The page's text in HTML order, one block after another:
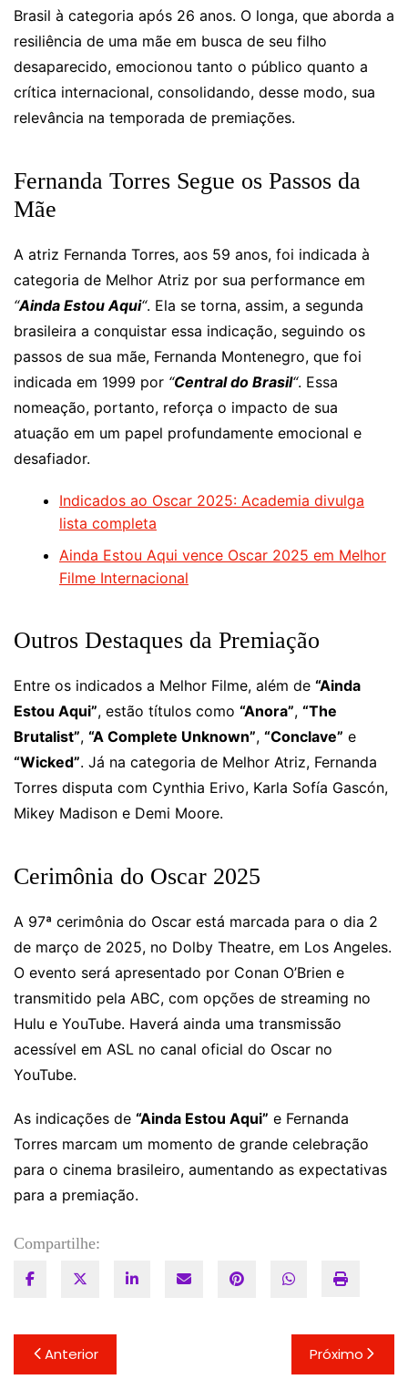
Brasil à categoria após 26 anos. O longa, que aborda a
resiliência de uma mãe em busca de seu filho
desaparecido, emocionou tanto o público quanto a
crítica internacional, consolidando, desse modo, sua
relevância na temporada de premiações.
Fernanda Torres Segue os Passos da
Mãe
A atriz Fernanda Torres, aos 59 anos, foi indicada à
categoria de Melhor Atriz por sua performance em
“Ainda Estou Aqui“. Ela se torna, assim, a segunda
brasileira a conquistar essa indicação, seguindo os
passos de sua mãe, Fernanda Montenegro, que foi
indicada em 1999 por “Central do Brasil“. Essa
nomeação, portanto, reforça o impacto de sua
atuação em um papel profundamente emocional e
desafiador.
Indicados ao Oscar 2025: Academia divulga
lista completa
Ainda Estou Aqui vence Oscar 2025 em Melhor
Filme Internacional
Outros Destaques da Premiação
Entre os indicados a Melhor Filme, além de “Ainda
Estou Aqui”, estão títulos como “Anora”, “The
Brutalist”, “A Complete Unknown”, “Conclave” e
“Wicked”. Já na categoria de Melhor Atriz, Fernanda
Torres disputa com Cynthia Erivo, Karla Sofía Gascón,
Mikey Madison e Demi Moore.
Cerimônia do Oscar 2025
A 97ª cerimônia do Oscar está marcada para o dia 2
de março de 2025, no Dolby Theatre, em Los Angeles.
O evento será apresentado por Conan O’Brien e
transmitido pela ABC, com opções de streaming no
Hulu e YouTube. Haverá ainda uma transmissão
acessível em ASL no canal oficial do Oscar no
YouTube.
As indicações de “Ainda Estou Aqui” e Fernanda
Torres marcam um momento de grande celebração
para o cinema brasileiro, aumentando as expectativas
para a premiação.
Compartilhe:
Navegação
de
Anterior Próximo